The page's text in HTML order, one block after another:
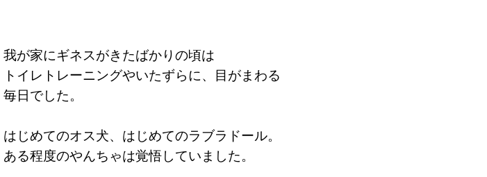
我が家にギネスがきたばかりの頃は
トイレトレーニングやいたずらに、目がまわる
毎日でした。
はじめてのオス犬、はじめてのラブラドール。
ある程度のやんちゃは覚悟していました。